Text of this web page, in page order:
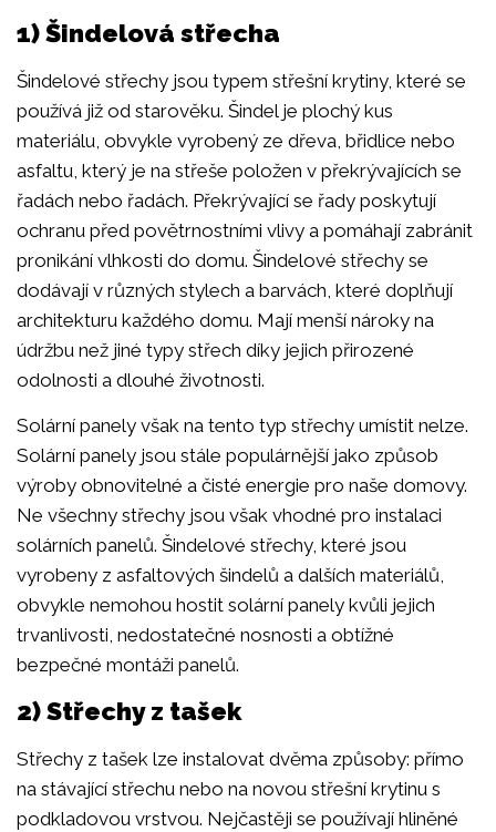
1) Šindelová střecha
Šindelové střechy jsou typem střešní krytiny, které se
používá již od starověku. Šindel je plochý kus
materiálu, obvykle vyrobený ze dřeva, břidlice nebo
asfaltu, který je na střeše položen v překrývajících se
řadách nebo řadách. Překrývající se řady poskytují
ochranu před povětrnostními vlivy a pomáhají zabránit
pronikání vlhkosti do domu. Šindelové střechy se
dodávají v různých stylech a barvách, které doplňují
architekturu každého domu. Mají menší nároky na
údržbu než jiné typy střech díky jejich přirozené
odolnosti a dlouhé životnosti.
Solární panely však na tento typ střechy umístit nelze.
Solární panely jsou stále populárnější jako způsob
výroby obnovitelné a čisté energie pro naše domovy.
Ne všechny střechy jsou však vhodné pro instalaci
solárních panelů. Šindelové střechy, které jsou
vyrobeny z asfaltových šindelů a dalších materiálů,
obvykle nemohou hostit solární panely kvůli jejich
trvanlivosti, nedostatečné nosnosti a obtížné
bezpečné montáži panelů.
2) Střechy z tašek
Střechy z tašek lze instalovat dvěma způsoby: přímo
na stávající střechu nebo na novou střešní krytinu s
podkladovou vrstvou. Nejčastěji se používají hliněné